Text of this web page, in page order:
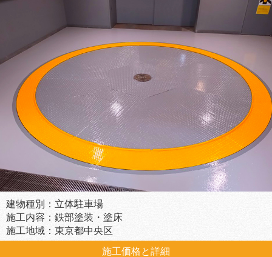
建物種別：立体駐車場
施工内容：鉄部塗装・塗床
施工地域：東京都中央区
施工価格と詳細